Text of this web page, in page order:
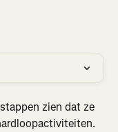
zien dat ze